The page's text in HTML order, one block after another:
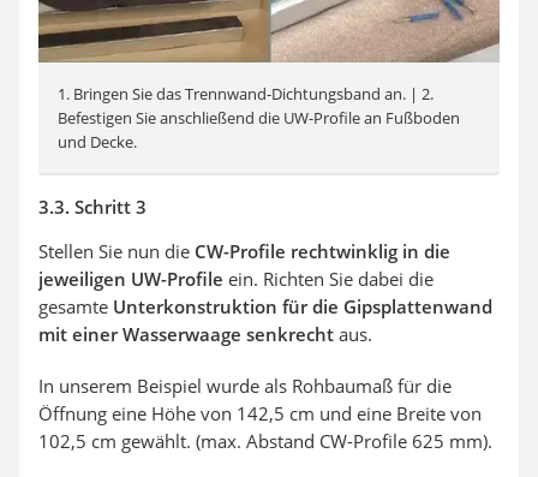
1. Bringen Sie das Trennwand-Dichtungsband an. | 2.
Befestigen Sie anschließend die UW-Profile an Fußboden
und Decke.
3.3. Schritt 3
Stellen Sie nun die CW-Profile rechtwinklig in die
jeweiligen UW-Profile ein. Richten Sie dabei die
gesamte Unterkonstruktion für die Gipsplattenwand
mit einer Wasserwaage senkrecht aus.
In unserem Beispiel wurde als Rohbaumaß für die
Öffnung eine Höhe von 142,5 cm und eine Breite von
102,5 cm gewählt. (max. Abstand CW-Profile 625 mm).